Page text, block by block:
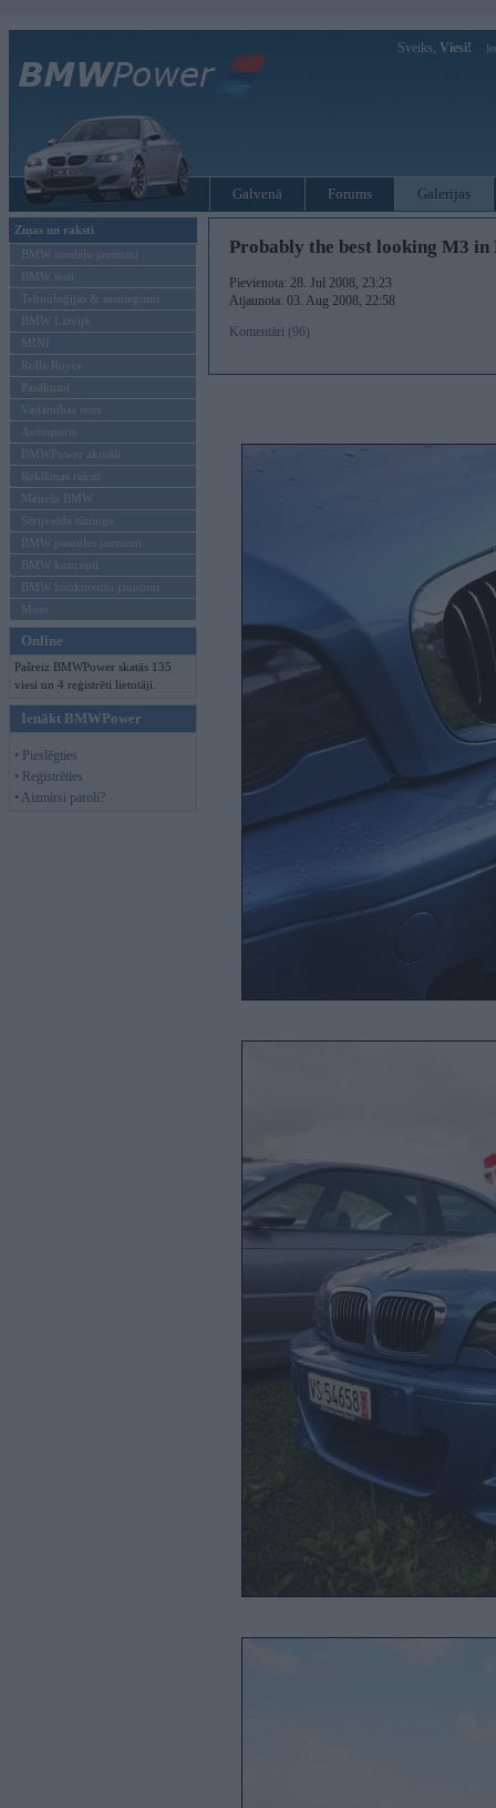
Sveiks, Viesi!
Galvenā Forums Galerijas
Ziņas un raksti
BMW modeļu jaunumi
BMW testi
Tehnoloģijas & sasniegumi
BMW Latvijā
MINI
Rolls-Royce
Pasākumi
Vadāmības tests
Autosports
BMWPower aktuāli
Reklāmas raksti
Mēneša BMW
Sērijveida tūnings
BMW pasaules jaunumi
BMW koncepti
BMW konkurentu jaunumi
Moto
Online
Pašreiz BMWPower skatās 135
viesi un 4 reģistrēti lietotāji.
Ienākt BMWPower
• Pieslēgties
• Reģistrēties
• Aizmirsi paroli?
Probably the best looking M3
Pievienota: 28. Jul 2008, 23:23
Atjaunota: 03. Aug 2008, 22:58
Komentāri (96)